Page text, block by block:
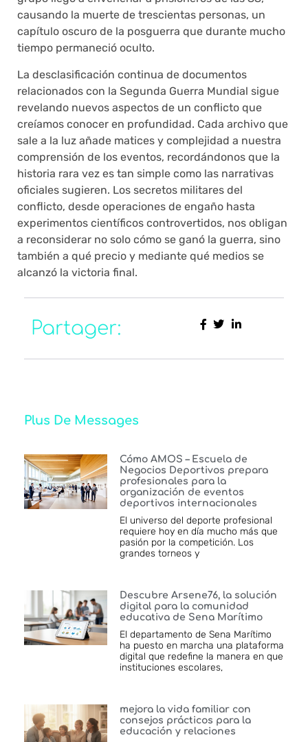
causando la muerte de trescientas personas, un
capítulo oscuro de la posguerra que durante mucho
tiempo permaneció oculto.
La desclasificación continua de documentos
relacionados con la Segunda Guerra Mundial sigue
revelando nuevos aspectos de un conflicto que
creíamos conocer en profundidad. Cada archivo que
sale a la luz añade matices y complejidad a nuestra
comprensión de los eventos, recordándonos que la
historia rara vez es tan simple como las narrativas
oficiales sugieren. Los secretos militares del
conflicto, desde operaciones de engaño hasta
experimentos científicos controvertidos, nos obligan
a reconsiderar no solo cómo se ganó la guerra, sino
también a qué precio y mediante qué medios se
alcanzó la victoria final.
Partager:
Plus De Messages
Cómo AMOS – Escuela de
Negocios Deportivos prepara
profesionales para la
organización de eventos
deportivos internacionales
El universo del deporte profesional
requiere hoy en día mucho más que
pasión por la competición. Los
grandes torneos y
Descubre Arsene76, la solución
digital para la comunidad
educativa de Sena Marítimo
El departamento de Sena Marítimo
ha puesto en marcha una plataforma
digital que redefine la manera en que
instituciones escolares,
mejora la vida familiar con
consejos prácticos para la
educación y relaciones